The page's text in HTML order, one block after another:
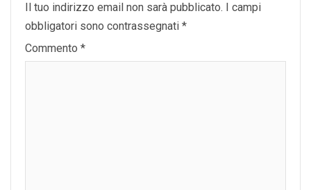
Il tuo indirizzo email non sarà pubblicato.
I campi
obbligatori sono contrassegnati *
Commento *